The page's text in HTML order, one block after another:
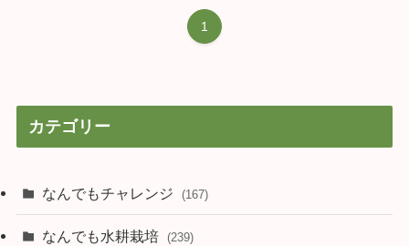
1
カテゴリー
なんでもチャレンジ (167)
なんでも水耕栽培 (239)